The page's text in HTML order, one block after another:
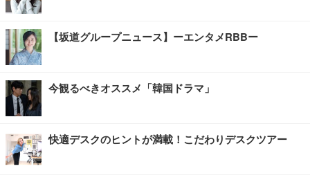
【坂道グループニュース】ーエンタメRBBー
今観るべきオススメ「韓国ドラマ」
快適デスクのヒントが満載！こだわりデスクツアー